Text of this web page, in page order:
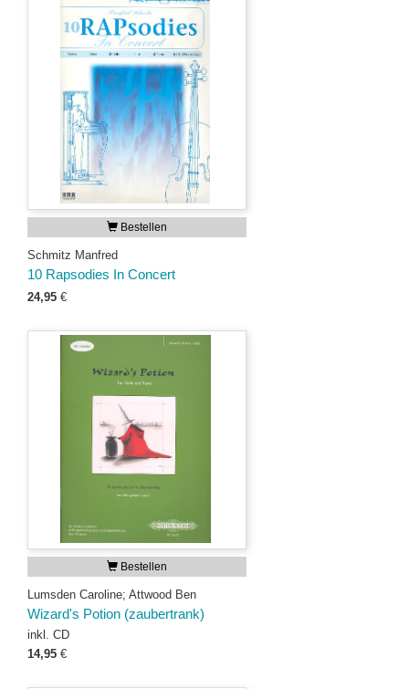
Bestellen
Schmitz Manfred
10 Rapsodies In Concert
24,95 €
Bestellen
Lumsden Caroline; Attwood Ben
Wizard's Potion (zaubertrank)
inkl. CD
14,95 €